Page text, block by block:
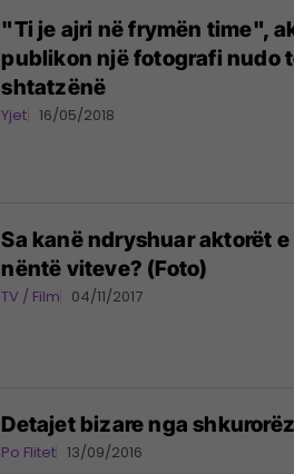
"Ti je ajri në frymën time",
publikon një fotografi nudo
shtatzënë
Yjet 16/05/2018
Sa kanë ndryshuar aktorët
nëntë viteve? (Foto)
TV / Film 04/11/2017
Detajet bizare nga
Po Flitet 13/09/2016